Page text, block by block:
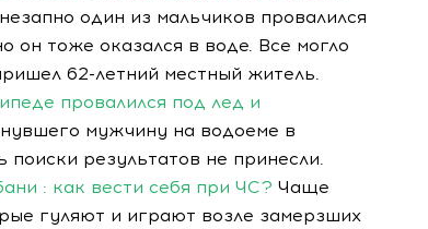
один из мальчиков провалился
он тоже оказался в воде. Все могло
62-летний местный житель.
провалился под лед и
мужчину на водоеме в
результатов не принесли.
: как вести себя при ЧС? Чаще
гуляют и играют возле замерзших